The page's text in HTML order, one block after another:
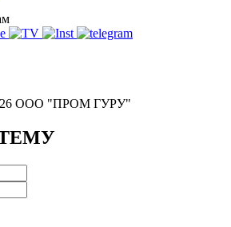
ООО "ПРОМ ГУРУ"